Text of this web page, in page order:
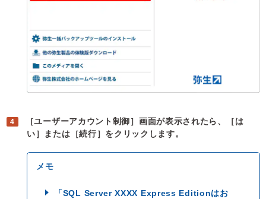
［ユーザーアカウント制御］画面が表示されたら、［は
い］または［続行］をクリックします。
「SQL Server XXXX Express Editionはお